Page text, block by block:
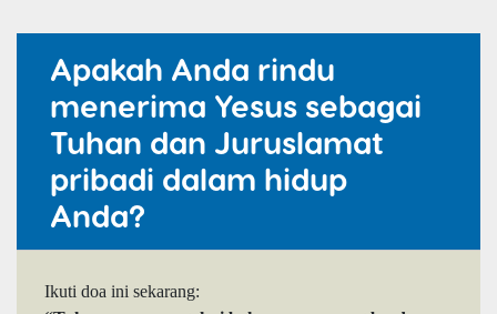
Apakah Anda rindu
menerima Yesus sebagai
Tuhan dan Juruslamat
pribadi dalam hidup
Anda?
Ikuti doa ini sekarang: